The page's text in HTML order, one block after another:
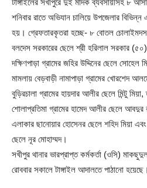
টাঙ্গাইলের সখীপুরে দুই মাদক ব্যবসায়ীসহ ৮
শনিবার রাতে অভিযান চালিয়ে উপজেলার
হয়। গ্রেফতারকৃতরা হচ্ছে- ৮ বোতল
বলদেস সরকারের ছেলে শ্রী হরিলাল সরকার
দক্ষিণপাড়া গ্রামের জহির উদ্দিনের ছেলে সোহেল
মামলায় বেড়বাড়ী নামাপাড়া গ্রামের খোরশেদ
বুড়িরচালা গ্রামের হায়দার আলীর ছেলে মিন্টু
শোলাপ্রতিমা গ্রামের হামেদ আলীর ছেলে আবদুর
এলাকার ছানোয়ার হোসেনর ছেলে শহিদ মিয়া এবং
ছেলে নূর মোহাম্মদ।
সখীপুর থানার ভারপ্রাপ্ত কর্মকর্তা (ওসি)
রোববার সকালে টাঙ্গাইল আদালতে পাঠানো হয়েছে।